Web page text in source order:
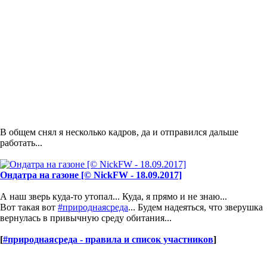
В общем снял я несколько кадров, да и отправился дальше
работать...
Ондатра на газоне [© NickFW - 18.09.2017]
А наш зверь куда-то утопал... Куда, я прямо и не знаю...
Вот такая вот #природнаясреда... Будем надеяться, что зверушка
вернулась в привычную среду обитания...
[#природнаясреда - правила и список участников]